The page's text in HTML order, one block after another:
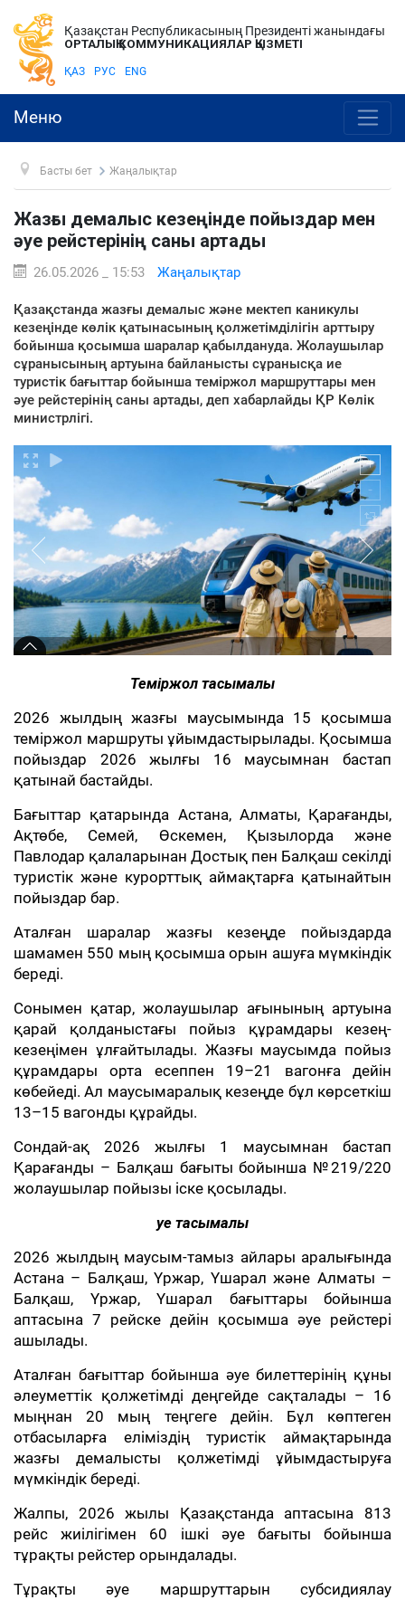
Қазақстан Республикасының Президенті жанындағы
ОРТАЛЫҚ КОММУНИКАЦИЯЛАР ҚЫЗМЕТІ
ҚАЗ РУС ENG
Меню
Басты бет Жаңалықтар
Жазғы демалыс кезеңінде пойыздар мен
әуе рейстерінің саны артады
26.05.2026 _ 15:53 Жаңалықтар
Қазақстанда жазғы демалыс және мектеп каникулы
кезеңінде көлік қатынасының қолжетімділігін арттыру
бойынша қосымша шаралар қабылдануда. Жолаушылар
сұранысының артуына байланысты сұранысқа ие
туристік бағыттар бойынша теміржол маршруттары мен
әуе рейстерінің саны артады, деп хабарлайды ҚР Көлік
министрлігі.
Теміржол тасымалы
2026 жылдың жазғы маусымында 15 қосымша
теміржол маршруты ұйымдастырылады. Қосымша
пойыздар 2026 жылғы 16 маусымнан бастап
қатынай бастайды.
Бағыттар қатарында Астана, Алматы, Қарағанды,
Ақтөбе, Семей, Өскемен, Қызылорда және
Павлодар қалаларынан Достық пен Балқаш секілді
туристік және курорттық аймақтарға қатынайтын
пойыздар бар.
Аталған шаралар жазғы кезеңде пойыздарда
шамамен 550 мың қосымша орын ашуға мүмкіндік
береді.
Сонымен қатар, жолаушылар ағынының артуына
қарай қолданыстағы пойыз құрамдары кезең-
кезеңімен ұлғайтылады. Жазғы маусымда пойыз
құрамдары орта есеппен 19–21 вагонға дейін
көбейеді. Ал маусымаралық кезеңде бұл көрсеткіш
13–15 вагонды құрайды.
Сондай-ақ 2026 жылғы 1 маусымнан бастап
Қарағанды – Балқаш бағыты бойынша №219/220
жолаушылар пойызы іске қосылады.
Әуе тасымалы
2026 жылдың маусым-тамыз айлары аралығында
Астана – Балқаш, Үржар, Үшарал және Алматы –
Балқаш, Үржар, Үшарал бағыттары бойынша
аптасына 7 рейске дейін қосымша әуе рейстері
ашылады.
Аталған бағыттар бойынша әуе билеттерінің құны
әлеуметтік қолжетімді деңгейде сақталады – 16
мыңнан 20 мың теңгеге дейін. Бұл көптеген
отбасыларға еліміздің туристік аймақтарында
жазғы демалысты қолжетімді ұйымдастыруға
мүмкіндік береді.
Жалпы, 2026 жылы Қазақстанда аптасына 813
рейс жиілігімен 60 ішкі әуе бағыты бойынша
тұрақты рейстер орындалады.
Тұрақты әуе маршруттарын субсидиялау